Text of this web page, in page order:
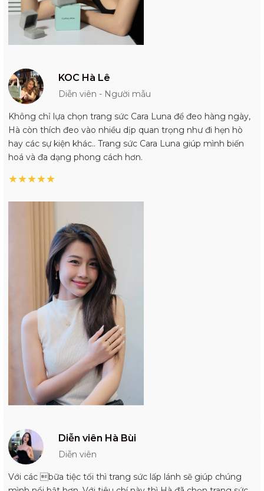
KOC Hà Lê
Diễn viên - Người mẫu
Không chỉ lựa chọn trang sức Cara Luna để đeo hàng ngày,
Hà còn thích đeo vào nhiều dịp quan trọng như đi hẹn hò
hay các sự kiện khác.. Trang sức Cara Luna giúp mình biến
hoá và đa dạng phong cách hơn.
★★★★★
Diễn viên Hà Bùi
Diễn viên
Với các bữa tiệc tối thì trang sức lấp lánh sẽ giúp chúng